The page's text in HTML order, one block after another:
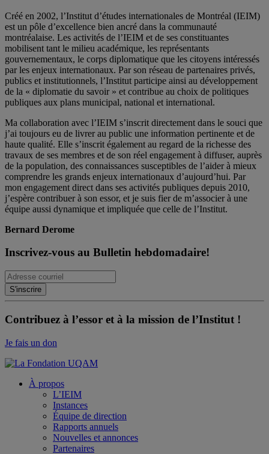
Créé en 2002, l’Institut d’études internationales de Montréal (IEIM)
est un pôle d’excellence bien ancré dans la communauté
montréalaise. Les activités de l’IEIM et de ses constituantes
mobilisent tant le milieu académique, les représentants
gouvernementaux, le corps diplomatique que les citoyens intéressés
par les enjeux internationaux. Par son réseau de partenaires privés,
publics et institutionnels, l’Institut participe ainsi au développement
de la « diplomatie du savoir » et contribue au choix de politiques
publiques aux plans municipal, national et international.
Ma collaboration avec l’IEIM s’inscrit directement dans le souci que
j’ai toujours eu de livrer au public une information pertinente et de
haute qualité. Elle s’inscrit également au regard de la richesse des
travaux de ses membres et de son réel engagement à diffuser, auprès
de la population, des connaissances susceptibles de l’aider à mieux
comprendre les grands enjeux internationaux d’aujourd’hui. Par
mon engagement direct dans ses activités publiques depuis 2010,
j’espère contribuer à son essor, et je suis fier de m’associer à une
équipe aussi dynamique et impliquée que celle de l’Institut.
Bernard Derome
Inscrivez-vous au Bulletin hebdomadaire!
Contribuez à l’essor et à la mission de l’Institut !
Je fais un don
À propos
L’IEIM
Instances
Équipe de direction
Rapports annuels
Nouvelles et annonces
Partenaires